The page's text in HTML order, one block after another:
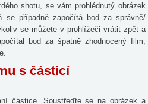
shotu, se vám prohlédnutý obrázek
se případně započítá bod za správně/
se můžete v prohlížeči vrátit zpět a
bod za špatně zhodnocený film,
s částicí
částice. Soustřeďte se na obrázek a